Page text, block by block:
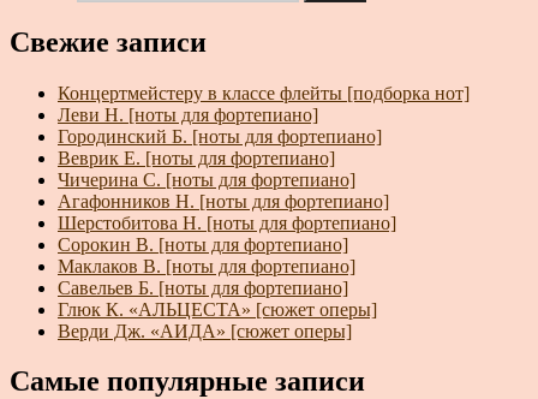
Свежие записи
Концертмейстеру в классе флейты [подборка нот]
Леви Н. [ноты для фортепиано]
Городинский Б. [ноты для фортепиано]
Веврик Е. [ноты для фортепиано]
Чичерина С. [ноты для фортепиано]
Агафонников Н. [ноты для фортепиано]
Шерстобитова Н. [ноты для фортепиано]
Сорокин В. [ноты для фортепиано]
Маклаков В. [ноты для фортепиано]
Савельев Б. [ноты для фортепиано]
Глюк К. «АЛЬЦЕСТА» [сюжет оперы]
Верди Дж. «АИДА» [сюжет оперы]
Самые популярные записи